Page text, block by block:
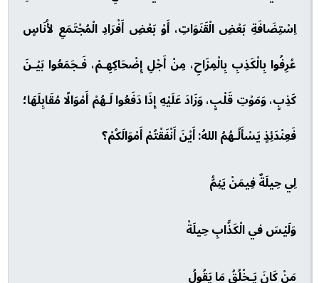
اِسْتِضَافَةِ بَعْضِ الْقَنَوَاتِ، أَوْ بَعْضِ أَفْرَادِ الْمُجْتَمَعِ لأُنَاسٍ
عُرِفُوا بِالْكَذِبِ بِالْمِزَاحِ، مِنْ أَجْلِ إِضْحَاكِهِـمْ، فَـجَمَعُوا بَيْـنَ
كَذِبٍ، وَمَوْتِ قَلْبٍ، وَزَادَ عَلَيْهِ إِذَا دَفَعُوا لَـهُمْ أَمْوَالًا مُقَابِلَهَا؛
فَعِنْدَئِذٍ يَسْأَلُـهُمُ اللهُ: أَيْنَ أَنْفَقْتُمْ أَمْوَالَكُمْ؟
لِي حِيلَةٌ فِيمَنْ يَنِمُّ
وَلَيْسَ في الْكَذَّابِ حِيلَةْ
مَنْ كَانَ يَـخْلُقُ مَا يَقُولُ